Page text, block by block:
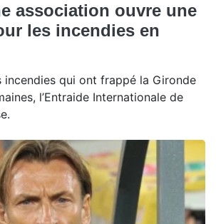
association ouvre une
les incendies en
incendies qui ont frappé la Gironde
l’Entraide Internationale de